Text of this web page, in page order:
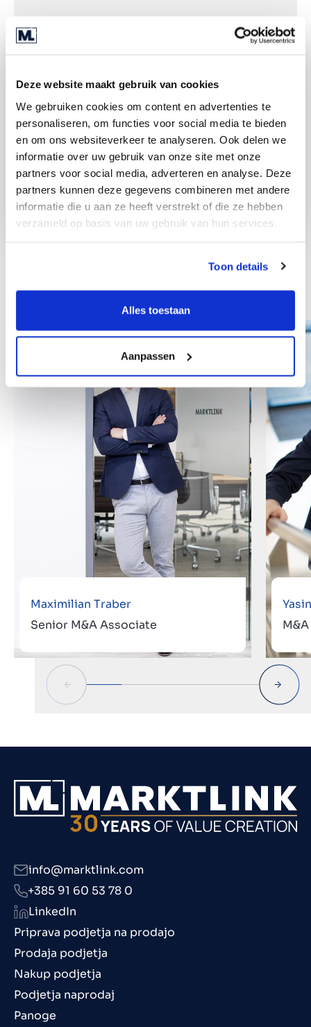
Deze website maakt gebruik van cookies
We gebruiken cookies om content en advertenties te
personaliseren, om functies voor social media te bieden
en om ons websiteverkeer te analyseren. Ook delen we
informatie over uw gebruik van onze site met onze
partners voor social media, adverteren en analyse. Deze
partners kunnen deze gegevens combineren met andere
informatie die u aan ze heeft verstrekt of die ze hebben
verzameld op basis van uw gebruik van hun services.
Toon details
Alles toestaan
Aanpassen
Other colleagues
Maximilian Traber
Senior M&A Associate
Priprava podjetja na prodajo
Prodaja podjetja
Nakup podjetja
Podjetja naprodaj
Panoge
info@marktlink.com
+385 91 60 53 78 0
LinkedIn